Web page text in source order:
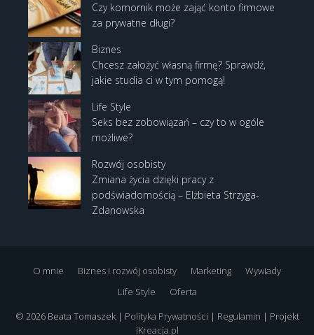
Czy komornik może zająć konto firmowe
za prywatne długi?
Biznes
Chcesz założyć własną firmę? Sprawdź,
jakie studia ci w tym pomogą!
Life Style
Seks bez zobowiązań – czy to w ogóle
możliwe?
Rozwój osobisty
Zmiana życia dzięki pracy z
podświadomością – Elżbieta Strzyga-
Zdanowska
O mnie Biznes i rozwój osobisty Marketing
Wywiady
Life Style
Oferta
© 2026 Beata Tomaszek | Polityka Prywatności | Regulamin | Projekt
iKreacja.pl